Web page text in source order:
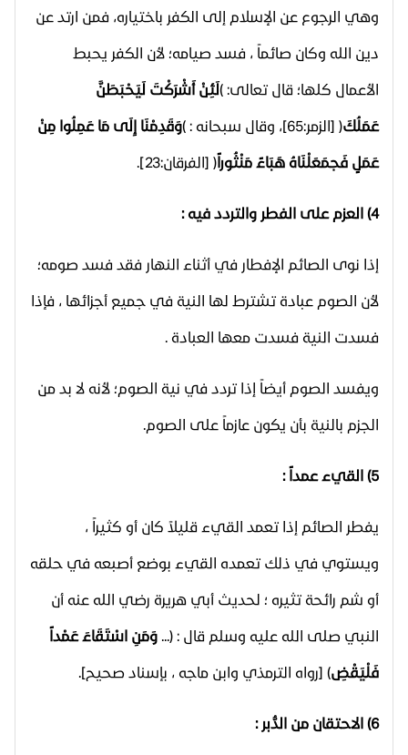
وهي الرجوع عن الإسلام إلى الكفر باختياره، فمن ارتد عن
دين الله وكان صائماً ، فسد صيامه؛ لأن الكفر يحبط
الأعمال كلها؛ قال تعالى: )لَئِنْ أَشْرَكْتَ لَيَحْبَطَنَّ
عَمَلُكَ( [الزمر:65]، وقال سبحانه : ) وَقَدِمْنَا إِلَى مَا عَمِلُوا مِنْ
عَمَلٍ فَجمَعَلْنَاهُ هَبَاءً مَنْثُوراً( [الفرقان:23].
4) العزم على الفطر والتردد فيه :
إذا نوى الصائم الإفطار في أثناء النهار فقد فسد صومه؛
لأن الصوم عبادة تشترط لها النية في جميع أجزائها ، فإذا
فسدت النية فسدت معها العبادة .
ويفسد الصوم أيضاً إذا تردد في نية الصوم؛ لأنه لا بد من
الجزم بالنية بأن يكون عازماً على الصوم.
5) القيء عمداً :
يفطر الصائم إذا تعمد القيء قليلاً كان أو كثيراً ،
ويستوي في ذلك تعمده القيء بوضع أصبعه في حلقه
أو شم رائحة تثيره ؛ لحديث أبي هريرة رضي الله عنه أن
النبي صلى الله عليه وسلم قال : (... وَمَنِ اسْتَقَاءَ عَمْداً
فَلْيَقْضِ) [رواه الترمذي وابن ماجه ، بإسناد صحيح].
6) الاحتقان من الدُّبر :